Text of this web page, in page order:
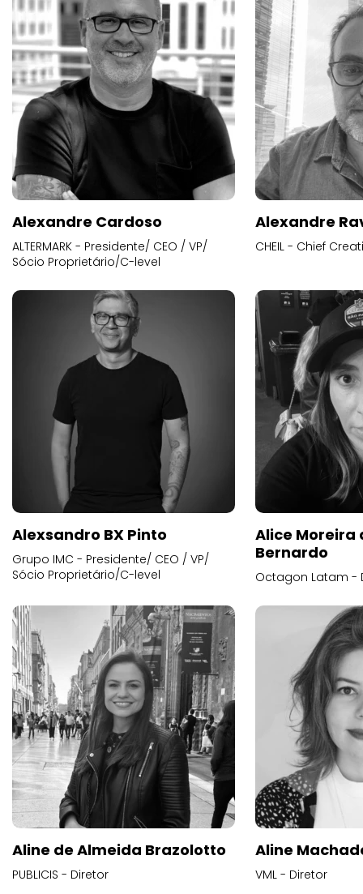
Alexandre Cardoso
ALTERMARK - Presidente/ CEO / VP/
Sócio Proprietário/C-level
Alexandre
CHEIL - Chief
Alexsandro BX Pinto
Grupo IMC - Presidente/ CEO / VP/
Sócio Proprietário/C-level
Alice
Bernardo
Octagon Latam -
Aline de Almeida Brazolotto
PUBLICIS - Diretor
Aline
VML - Diretor